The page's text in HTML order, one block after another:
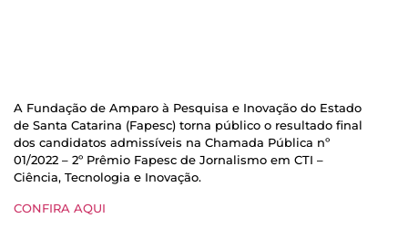
A Fundação de Amparo à Pesquisa e Inovação do Estado
de Santa Catarina (Fapesc) torna público o resultado final
dos candidatos admissíveis na Chamada Pública nº
01/2022 – 2º Prêmio Fapesc de Jornalismo em CTI –
Ciência, Tecnologia e Inovação.
CONFIRA AQUI